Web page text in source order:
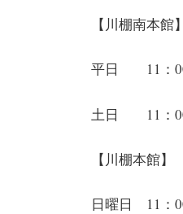
【川棚南本館】
平日 11：00
土日 11：00
【川棚本館】
日曜日 11：